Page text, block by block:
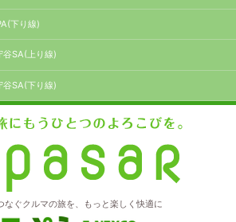
下り線)
谷SA(上り線)
谷SA(下り線)
なぐクルマの旅を、もっと楽しく快適に